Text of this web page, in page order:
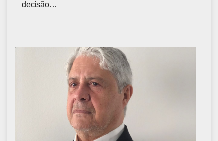
decisão…